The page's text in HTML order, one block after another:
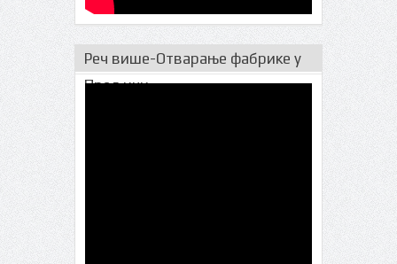
Реч више-Отварање фабрике у
Прељини